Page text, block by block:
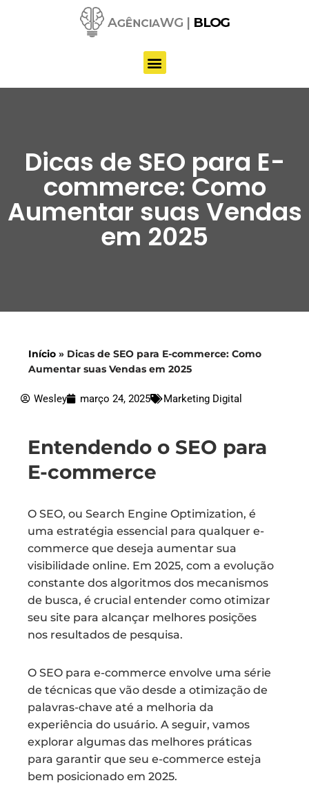
conteúdo
Dicas de SEO para E-
commerce: Como
Aumentar suas Vendas
em 2025
Início » Dicas de SEO para E-commerce: Como
Aumentar suas Vendas em 2025
Wesley março 24, 2025 Marketing Digital
Entendendo o SEO para
E-commerce
O SEO, ou Search Engine Optimization, é
uma estratégia essencial para qualquer e-
commerce que deseja aumentar sua
visibilidade online. Em 2025, com a evolução
constante dos algoritmos dos mecanismos
de busca, é crucial entender como otimizar
seu site para alcançar melhores posições
nos resultados de pesquisa.
O SEO para e-commerce envolve uma série
de técnicas que vão desde a otimização de
palavras-chave até a melhoria da
experiência do usuário. A seguir, vamos
explorar algumas das melhores práticas
para garantir que seu e-commerce esteja
bem posicionado em 2025.